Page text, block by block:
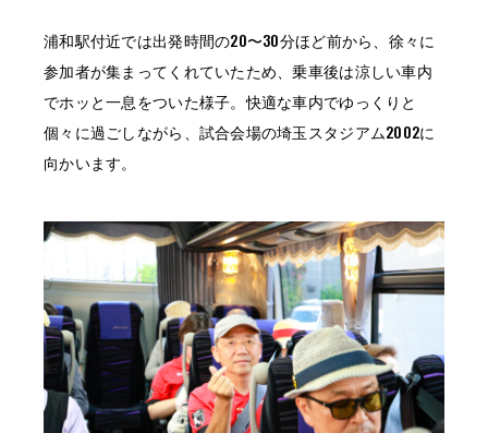
浦和駅付近では出発時間の20〜30分ほど前から、徐々に
参加者が集まってくれていたため、乗車後は涼しい車内
でホッと一息をついた様子。快適な車内でゆっくりと
個々に過ごしながら、試合会場の埼玉スタジアム2002に
向かいます。